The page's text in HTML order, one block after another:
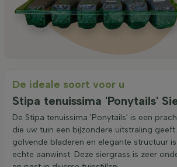
De ideale soort voor u
Stipa tenuissima 'Ponytails'
De Stipa tenuissima 'Ponytails' is een
die uw tuin een bijzondere uitstraling
golvende bladeren en elegante structuur
echte aanwinst. Deze siergrass is zeer